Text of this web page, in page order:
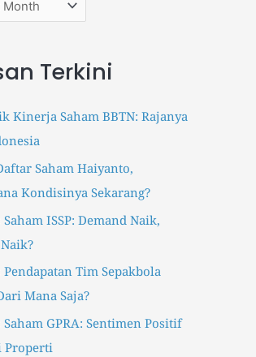
p
r
s
i
I
n
s
t
g
r
a
m
i
T
r
a
k
e
e
Terkini
Kinerja Saham BBTN: Rajanya
Saham Haiyanto,
Kondisinya Sekarang?
ISSP: Demand Naik,
Tim Sepakbola
Mana Saja?
GPRA: Sentimen Positif